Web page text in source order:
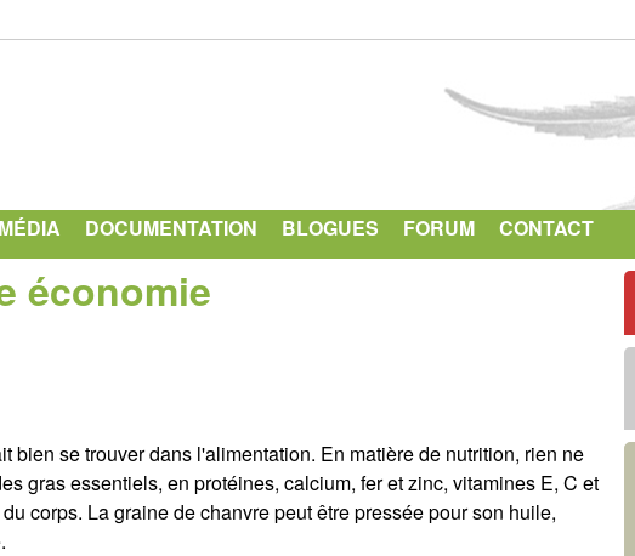
DOCUMENTATION BLOGUES FORUM CONTACT
économie
bien se trouver dans l'alimentation. En matière de nutrition, rien ne
gras essentiels, en protéines, calcium, fer et zinc, vitamines E, C et
corps. La graine de chanvre peut être pressée pour son huile,